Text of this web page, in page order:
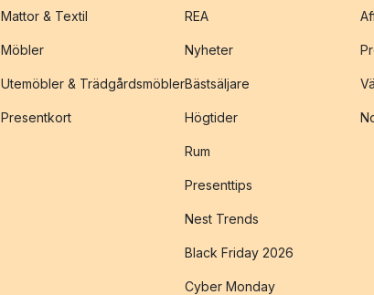
Mattor & Textil
Möbler
Utemöbler & Trädgårdsmöbler
Presentkort
REA
Nyheter
Bästsäljare
Högtider
Rum
Presenttips
Nest Trends
Black Friday 2026
Cyber Monday